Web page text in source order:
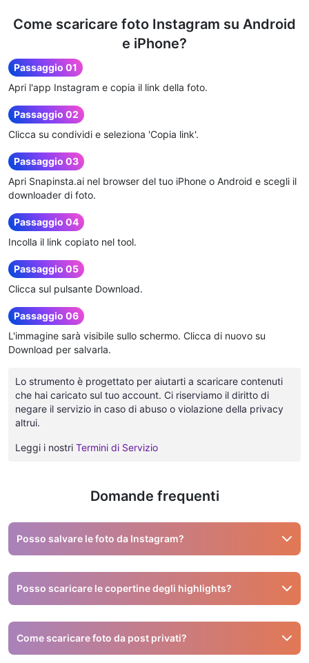
Come scaricare foto Instagram su Android
e iPhone?
Passaggio 01
Apri l'app Instagram e copia il link della foto.
Passaggio 02
Clicca su condividi e seleziona 'Copia link'.
Passaggio 03
Apri Snapinsta.ai nel browser del tuo iPhone o Android e scegli il
downloader di foto.
Passaggio 04
Incolla il link copiato nel tool.
Passaggio 05
Clicca sul pulsante Download.
Passaggio 06
L'immagine sarà visibile sullo schermo. Clicca di nuovo su
Download per salvarla.
Lo strumento è progettato per aiutarti a scaricare contenuti
che hai caricato sul tuo account. Ci riserviamo il diritto di
negare il servizio in caso di abuso o violazione della privacy
altrui.
Leggi i nostri Termini di Servizio
Domande frequenti
Posso salvare le foto da Instagram?
Sì, puoi usare strumenti come Snapinsta per salvare le foto
da Instagram.
Posso scaricare le copertine degli highlights?
No, il nostro strumento non supporta le copertine. Solo
storie e video reali possono essere scaricati.
Come scaricare foto da post privati?